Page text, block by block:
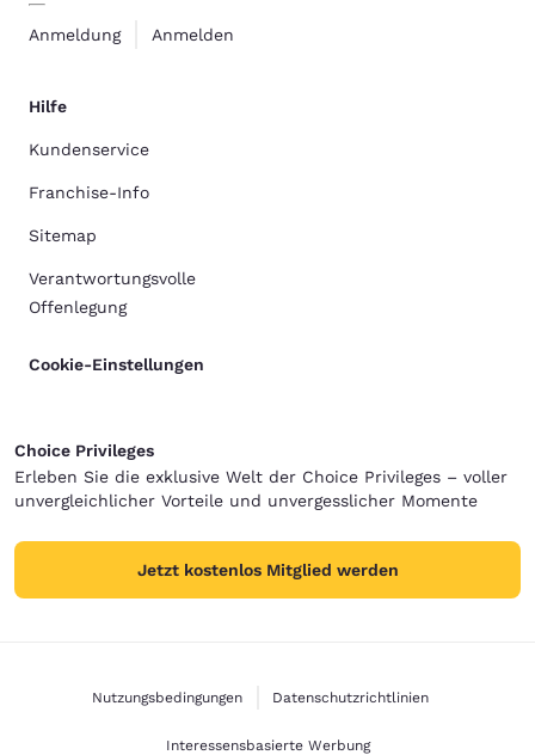
Anmeldung Anmelden
Hilfe
Kundenservice
Franchise-Info
Sitemap
Verantwortungsvolle
Offenlegung
Cookie-Einstellungen
Choice Privileges
Erleben Sie die exklusive Welt der Choice Privileges – voller
unvergleichlicher Vorteile und unvergesslicher Momente
Jetzt kostenlos Mitglied werden
Nutzungsbedingungen Datenschutzrichtlinien
Interessensbasierte Werbung